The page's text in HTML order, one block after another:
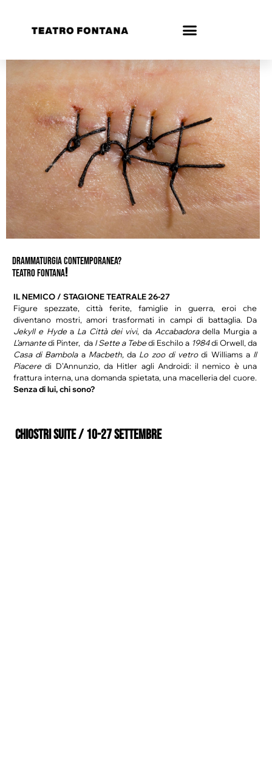
IL NEMICO
STAGIONE 2026.27
DRAMMATURGIA CONTEMPORANEA?
TEATRO FONTANA!
IL NEMICO / STAGIONE TEATRALE 26-27
Figure spezzate, città ferite, famiglie in guerra, eroi che
diventano mostri, amori trasformati in campi di battaglia. Da
Jekyll e Hydea La Città dei vivi, da Accabadoradella Murgia a
L’amantedi Pinter, da I Sette a Tebedi Eschilo a 1984di Orwell, da
Casa di Bambola a Macbeth,da Lo zoo di vetrodi Williams aIl
Piaceredi D’Annunzio, da Hitler agli Androidi: il nemico è una
frattura interna, una domanda spietata, una macelleria del cuore.
Senza di lui, chi sono?
CHIOSTRI SUITE / 10-27 settEMBRE